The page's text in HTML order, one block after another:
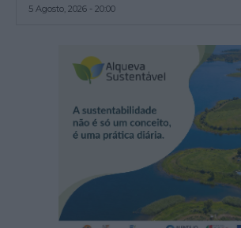
5 Agosto, 2026 - 20:00